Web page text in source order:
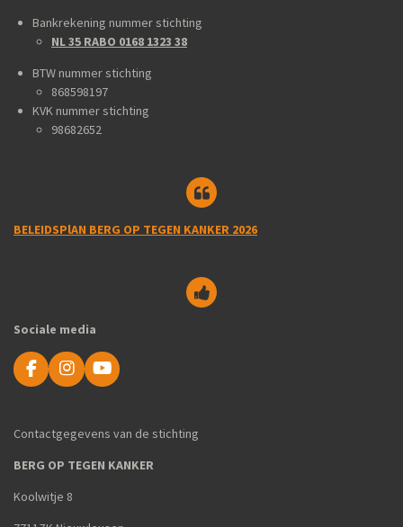
Bankrekening nummer stichting
NL 35 RABO 0168 1323 38
BTW nummer stichting
868598197
KVK nummer stichting
98682652
BELEIDSPlAN BERG OP TEGEN KANKER 2026
Sociale media
F
a
b
o
k
I
n
a
a
m
Y
o
u
e
Contactgegevens van de stichting
BERG OP TEGEN KANKER
Koolwitje 8